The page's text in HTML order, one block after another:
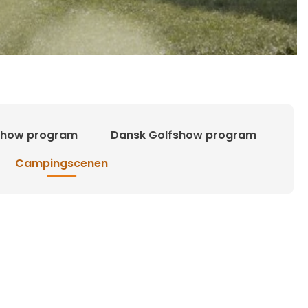
program
Dansk Golfshow program
Campingscenen